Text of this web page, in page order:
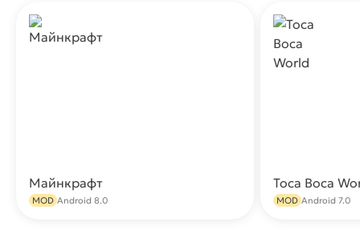
Майнкрафт
MOD Android 8.0
Toca Boca
MOD Android 7.0